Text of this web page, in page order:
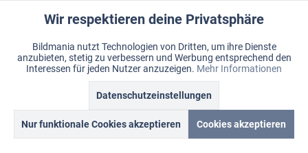
Warenkorb
Merkzettel Mein Konto
Menü
Bildmania > Acrylbild > Wanbild XL
Funktionale Aktiv
Marketing Inaktiv
Inaktiv
Wir respektieren deine Privatsphäre
Bildmania nutzt Technologien von Dritten, um ihre Dienste
anzubieten, stetig zu verbessern und Werbung entsprechend den
Interessen für jeden Nutzer anzuzeigen. Mehr Informationen
Datenschutzeinstellungen
Nur funktionale Cookies akzeptieren Cookies akzeptieren